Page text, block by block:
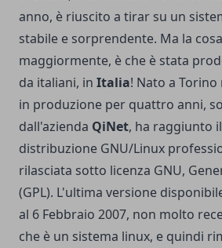
anno, è riuscito a tirar su un
stabile e sorprendente. Ma la
maggiormente, è che è stata
da italiani, in Italia! Nato a
in produzione per quattro anni,
dall'azienda QiNet, ha raggiunto
distribuzione GNU/Linux
rilasciata sotto licenza GNU,
(GPL). L'ultima versione
al 6 Febbraio 2007, non molto
che è un sistema linux, e quindi